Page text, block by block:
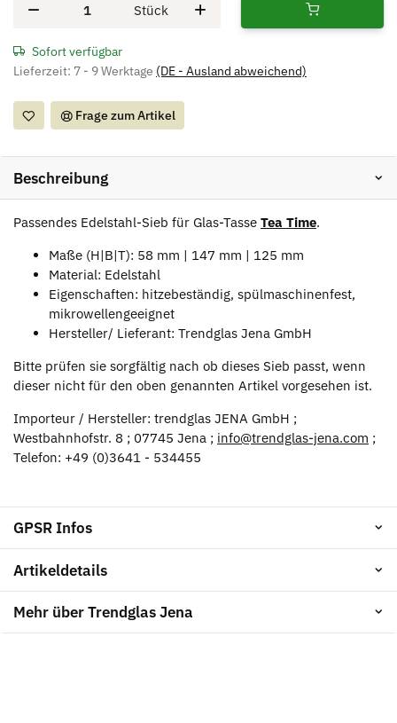
Stück
Sofort verfügbar
Lieferzeit: 7 - 9 Werktage (DE - Ausland abweichend)
Frage zum Artikel
Beschreibung
Passendes Edelstahl-Sieb für Glas-Tasse Tea Time.
Maße (H|B|T): 58 mm | 147 mm | 125 mm
Material: Edelstahl
Eigenschaften: hitzebeständig, spülmaschinenfest,
mikrowellengeeignet
Hersteller/ Lieferant: Trendglas Jena GmbH
Bitte prüfen sie sorgfältig nach ob dieses Sieb passt, wenn
dieser nicht für den oben genannten Artikel vorgesehen ist.
Importeur / Hersteller: trendglas JENA GmbH ;
Westbahnhofstr. 8 ; 07745 Jena ; info@trendglas-jena.com ;
Telefon: +49 (0)3641 - 534455
GPSR Infos
Artikeldetails
Mehr über Trendglas Jena